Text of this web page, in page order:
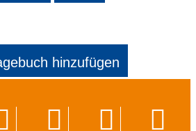
hinzufügen